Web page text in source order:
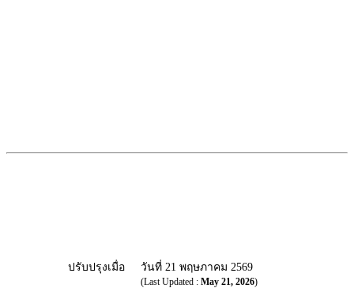
ปรับปรุงเมื่อ วันที่ 21 พฤษภาคม 2569
(Last Updated : May 21, 2026)